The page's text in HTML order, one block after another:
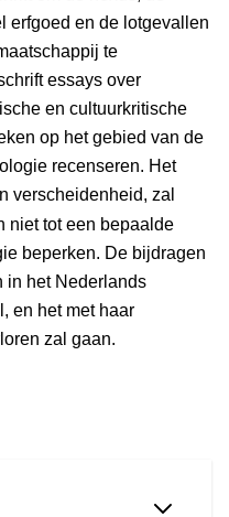
erfgoed en de lotgevallen
te
essays over
en cultuurkritische
op het gebied van de
recenseren. Het
verscheidenheid, zal
niet tot een bepaalde
beperken. De bijdragen
in het Nederlands
en het met haar
zal gaan.